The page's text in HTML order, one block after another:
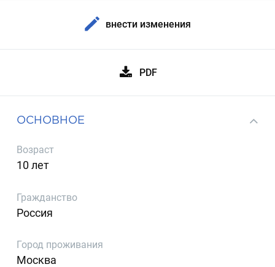
внести изменения
PDF
ОСНОВНОЕ
Возраст
10 лет
Гражданство
Россия
Город проживания
Москва